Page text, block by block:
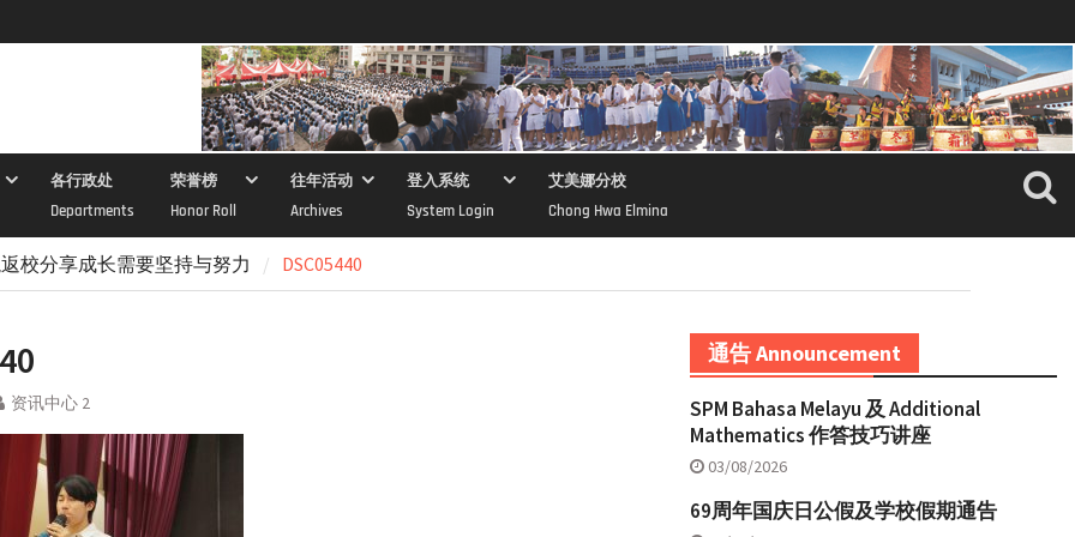
各行政处
Departments
荣誉榜
Honor Roll
往年活动
Archives
登入系统
System Login
艾美娜分校
Chong Hwa Elmina
校分享成长需要坚持与努力 DSC05440
资讯中心 2
通告 Announcement
SPM Bahasa Melayu 及 Additional
Mathematics 作答技巧讲座
03/08/2026
69周年国庆日公假及学校假期通告